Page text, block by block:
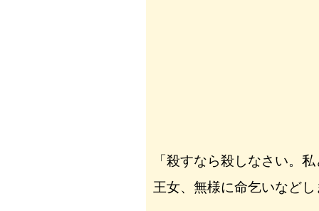
「殺すなら殺しなさい。
王女、無様に命乞いなど